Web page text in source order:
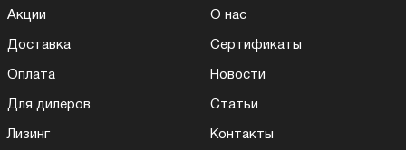
Акции
Доставка
Оплата
Для дилеров
Лизинг
О нас
Сертификаты
Новости
Статьи
Контакты